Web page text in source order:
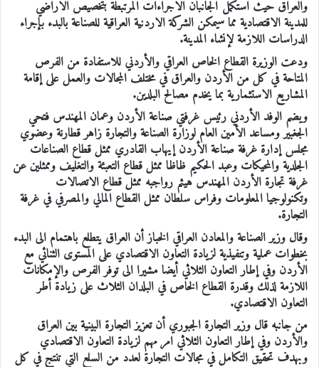
والعراق حيث استكمل الجانبان الاجراءات المرتبطة بتخصيص الاراضي
للمدينة الاقتصادية مما سيمكن الشركة الاردنية العراقية للصناعة بالبدء بإجراء
الدراسات اللازمة لإنشاء المدينة.
ودعت الوزيرة القطاع الخاص العراقي والأردني للاستفادة من الفرص
المتاحة في كل من الأردن والعراق في مختلف المجالات والعمل على إقامة
المشاريع الاستثمارية بما يخدم مصالح البلدين.
ويضم الوفد الأردني رئيس غرفتي صناعة الأردن وعمان المهندس فتحي
الجغبير ومساعد الأمين العام لوزارة الصناعة والتجارة زاهر قطارنة وعضوي
مجلس إدارة غرفة صناعة الأردن إيهاب القادري ممثل قطاع الصناعات
الجلدية والمحيكات وعبد الحكيم ظاظا ممثل قطاع التعبئة والتغليف وممثلين عن
غرفة تجارة الأردن المهندس هيثم رواجبه ممثل قطاع الاتصالات
وتكنولوجيا المعلومات وفراس سلطان ممثل القطاع المالي والمصرفي في غرفة
التجارة.
وقال وزير الصناعة والمعادن العراقي الخباز أن العراق يتطلع باهتمام الى البدء
بخطوات عملية وتنفيذية لزيادة التعاون الاقتصادي على المستوى الثنائي مع
الأردن وفي إطار التعاون الثلاثي أيضا مشيرا الى توفر الفرص والإمكانات
اللازمة لذلك وقدرة القطاع الخاص في البلدان الثلاث على زيادة أطر
التعاون الاقتصادي.
من جانبه قال وزير التجارة الجبوري أن تعزيز التجارة البينية بين العراق
والأردن وفي إطار التعاون الثلاثي امر مهم لزيادة التعاون الاقتصادي
وبهدف تحقيق التكامل في مجالات التجارة لعدد من السلع التي تنتج في كل